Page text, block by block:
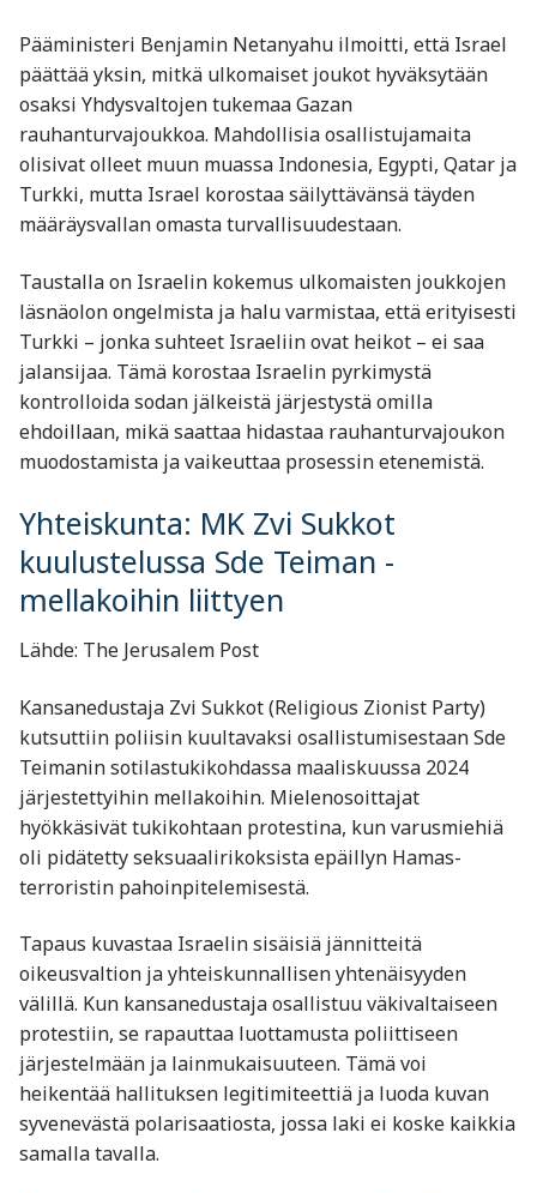
Pääministeri Benjamin Netanyahu ilmoitti, että Israel
päättää yksin, mitkä ulkomaiset joukot hyväksytään
osaksi Yhdysvaltojen tukemaa Gazan
rauhanturvajoukkoa. Mahdollisia osallistujamaita
olisivat olleet muun muassa Indonesia, Egypti, Qatar ja
Turkki, mutta Israel korostaa säilyttävänsä täyden
määräysvallan omasta turvallisuudestaan.
Taustalla on Israelin kokemus ulkomaisten joukkojen
läsnäolon ongelmista ja halu varmistaa, että erityisesti
Turkki – jonka suhteet Israeliin ovat heikot – ei saa
jalansijaa. Tämä korostaa Israelin pyrkimystä
kontrolloida sodan jälkeistä järjestystä omilla
ehdoillaan, mikä saattaa hidastaa rauhanturvajoukon
muodostamista ja vaikeuttaa prosessin etenemistä.
Yhteiskunta: MK Zvi Sukkot
kuulustelussa Sde Teiman -
mellakoihin liittyen
Lähde: The Jerusalem Post
Kansanedustaja Zvi Sukkot (Religious Zionist Party)
kutsuttiin poliisin kuultavaksi osallistumisestaan Sde
Teimanin sotilastukikohdassa maaliskuussa 2024
järjestettyihin mellakoihin. Mielenosoittajat
hyökkäsivät tukikohtaan protestina, kun varusmiehiä
oli pidätetty seksuaalirikoksista epäillyn Hamas-
terroristin pahoinpitelemisestä.
Tapaus kuvastaa Israelin sisäisiä jännitteitä
oikeusvaltion ja yhteiskunnallisen yhtenäisyyden
välillä. Kun kansanedustaja osallistuu väkivaltaiseen
protestiin, se rapauttaa luottamusta poliittiseen
järjestelmään ja lainmukaisuuteen. Tämä voi
heikentää hallituksen legitimiteettiä ja luoda kuvan
syvenevästä polarisaatiosta, jossa laki ei koske kaikkia
samalla tavalla.